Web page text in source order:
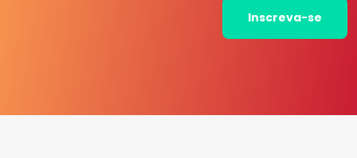
Inscreva-se